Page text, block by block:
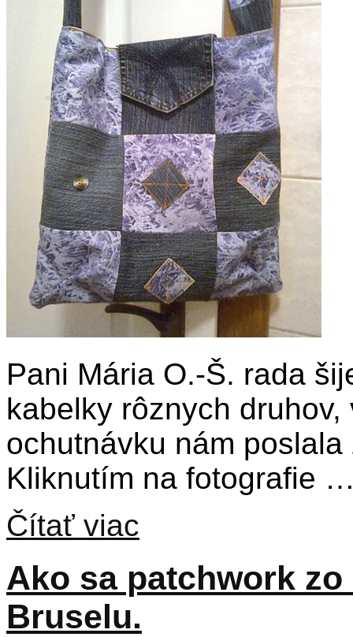
Pani Mária O.-Š. rada
kabelky rôznych
ochutnávku nám
Kliknutím na fotografie
Čítať viac
Ako sa patchwork
Bruselu.